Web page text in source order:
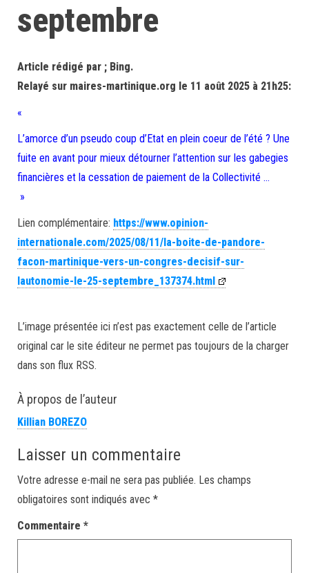
septembre
Article rédigé par ; Bing.
Relayé sur maires-martinique.org le 11 août 2025 à 21h25:
«
L’amorce d’un pseudo coup d’Etat en plein coeur de l’été ? Une
fuite en avant pour mieux détourner l’attention sur les gabegies
financières et la cessation de paiement de la Collectivité …
»
Lien complémentaire: https://www.opinion-
internationale.com/2025/08/11/la-boite-de-pandore-
facon-martinique-vers-un-congres-decisif-sur-
lautonomie-le-25-septembre_137374.html
L’image présentée ici n’est pas exactement celle de l’article
original car le site éditeur ne permet pas toujours de la charger
dans son flux RSS.
À propos de l’auteur
Killian BOREZO
Laisser un commentaire
Votre adresse e-mail ne sera pas publiée. Les champs
obligatoires sont indiqués avec *
Commentaire *